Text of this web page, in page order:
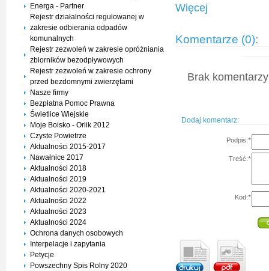
Energa - Partner
Rejestr działalności regulowanej w
zakresie odbierania odpadów
komunalnych
Rejestr zezwoleń w zakresie opróżniania
zbiorników bezodpływowych
Rejestr zezwoleń w zakresie ochrony
przed bezdomnymi zwierzętami
Nasze firmy
Bezpłatna Pomoc Prawna
Świetlice Wiejskie
Moje Boisko - Orlik 2012
Czyste Powietrze
Aktualności 2015-2017
Nawałnice 2017
Aktualności 2018
Aktualności 2019
Aktualności 2020-2021
Aktualności 2022
Aktualności 2023
Aktualności 2024
Ochrona danych osobowych
Interpelacje i zapytania
Petycje
Powszechny Spis Rolny 2020
Więcej
Komentarze (0):
Brak
Dodaj komentarz:
Podpis:*
Treść:*
Kod:*